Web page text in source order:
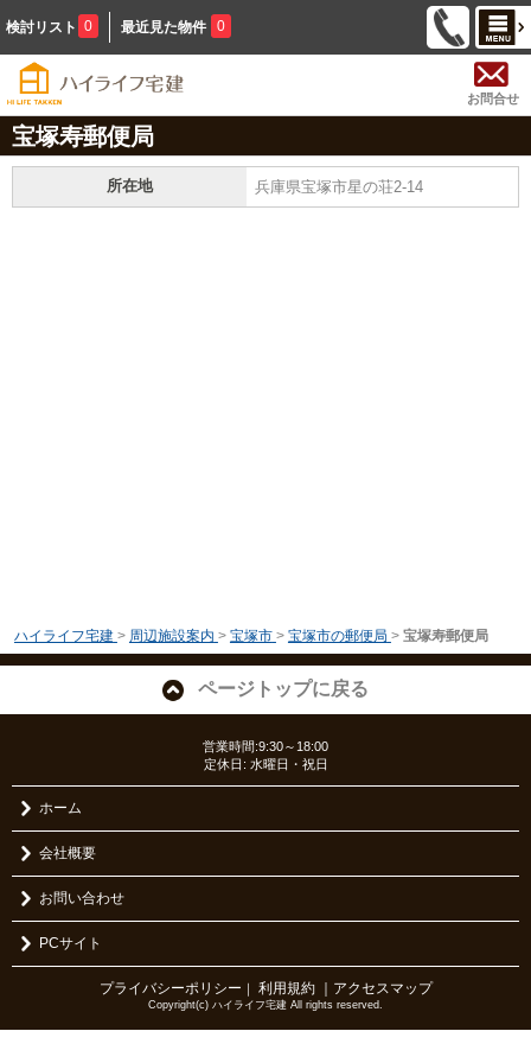
検討リスト 0 最近見た物件 0
お問合せ
宝塚寿郵便局
所在地 兵庫県宝塚市星の荘2-14
ハイライフ宅建 > 周辺施設案内 > 宝塚市 > 宝塚市の郵便局 > 宝塚寿郵便局
ページトップに戻る
営業時間:9:30～18:00
定休日: 水曜日・祝日
ホーム
会社概要
お問い合わせ
PCサイト
プライバシーポリシー ｜ 利用規約 ｜アクセスマップ
Copyright(c) ハイライフ宅建 All rights reserved.